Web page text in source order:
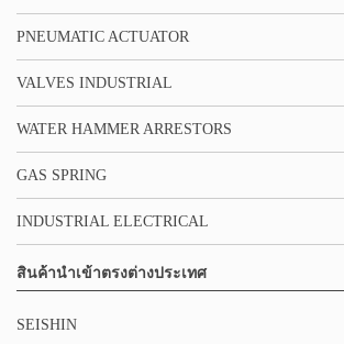
PNEUMATIC ACTUATOR
VALVES INDUSTRIAL
WATER HAMMER ARRESTORS
GAS SPRING
INDUSTRIAL ELECTRICAL
สินค้านำเข้าตรงต่างประเทศ
SEISHIN